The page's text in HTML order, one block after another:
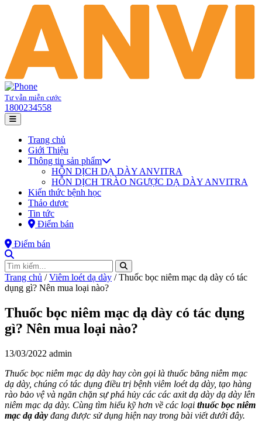
Tư vẫn miễn cước
1800234558
Trang chủ
Giới Thiệu
Thông tin sản phẩm
HỖN DỊCH DẠ DÀY ANVITRA
HỖN DỊCH TRÀO NGƯỢC DẠ DÀY ANVITRA
Kiến thức bệnh học
Thảo dược
Tin tức
Điểm bán
Điểm bán
Trang chủ /Viêm loét dạ dày / Thuốc bọc niêm mạc dạ dày có tác
dụng gì? Nên mua loại nào?
Thuốc bọc niêm mạc dạ dày có tác dụng
gì? Nên mua loại nào?
13/03/2022 admin
Thuốc bọc niêm mạc dạ dày hay còn gọi là thuốc băng niêm mạc
dạ dày, chúng có tác dụng điều trị bệnh viêm loét dạ dày, tạo hàng
rào bảo vệ và ngăn chặn sự phá hủy các các axit dạ dày dạ dày lên
niêm mạc dạ dày. Cùng tìm hiểu kỹ hơn về các loại thuốc bọc niêm
mạc dạ dày đang được sử dụng hiện nay trong bài viết dưới đây.